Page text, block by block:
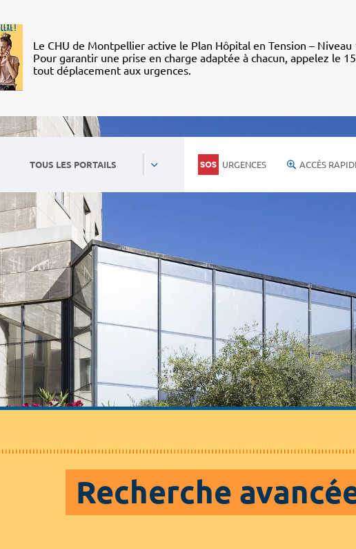
Le CHU de Montpellier active le Plan Hôpital en Tension – Niveau
Pour garantir une prise en charge adaptée à chacun, appelez le
tout déplacement aux urgences.
TOUS LES PORTAILS URGENCES ACCÈS
Recherche